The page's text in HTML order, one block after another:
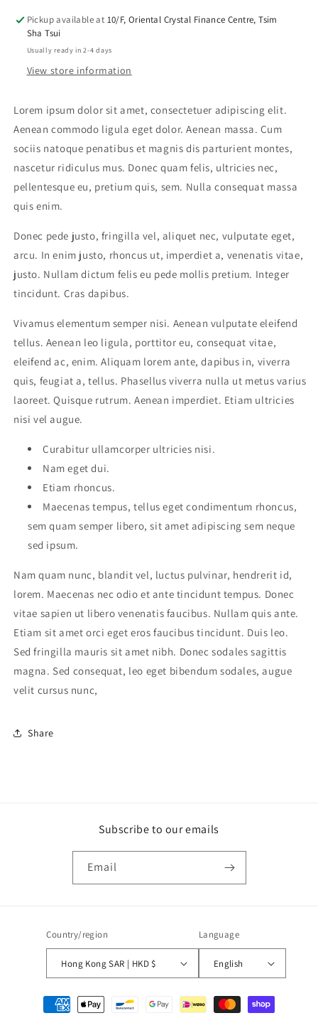
Pickup available at 10/F, Oriental Crystal Finance Centre, Tsim
Sha Tsui
Usually ready in 2-4 days
View store information
Lorem ipsum dolor sit amet, consectetuer adipiscing elit.
Aenean commodo ligula eget dolor. Aenean massa. Cum
sociis natoque penatibus et magnis dis parturient montes,
nascetur ridiculus mus. Donec quam felis, ultricies nec,
pellentesque eu, pretium quis, sem. Nulla consequat massa
quis enim.
Donec pede justo, fringilla vel, aliquet nec, vulputate eget,
arcu. In enim justo, rhoncus ut, imperdiet a, venenatis vitae,
justo. Nullam dictum felis eu pede mollis pretium. Integer
tincidunt. Cras dapibus.
Vivamus elementum semper nisi. Aenean vulputate eleifend
tellus. Aenean leo ligula, porttitor eu, consequat vitae,
eleifend ac, enim. Aliquam lorem ante, dapibus in, viverra
quis, feugiat a, tellus. Phasellus viverra nulla ut metus varius
laoreet. Quisque rutrum. Aenean imperdiet. Etiam ultricies
nisi vel augue.
Curabitur ullamcorper ultricies nisi.
Nam eget dui.
Etiam rhoncus.
Maecenas tempus, tellus eget condimentum rhoncus,
sem quam semper libero, sit amet adipiscing sem neque
sed ipsum.
Nam quam nunc, blandit vel, luctus pulvinar, hendrerit id,
lorem. Maecenas nec odio et ante tincidunt tempus. Donec
vitae sapien ut libero venenatis faucibus. Nullam quis ante.
Etiam sit amet orci eget eros faucibus tincidunt. Duis leo.
Sed fringilla mauris sit amet nibh. Donec sodales sagittis
magna. Sed consequat, leo eget bibendum sodales, augue
velit cursus nunc,
Share
Subscribe to our emails
Email
Country/region
Hong Kong SAR | HKD $
Language
English
Payment